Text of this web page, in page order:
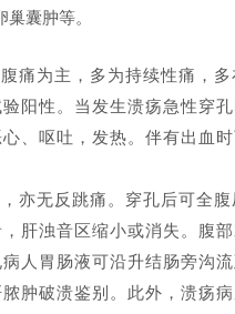
囊肿等。
痛为主，多为持续性痛，
阳性。当发生溃疡急性穿
、呕吐，发热。伴有出血
亦无反跳痛。穿孔后可全
肝浊音区缩小或消失。腹
人胃肠液可沿升结肠旁沟
肿破溃鉴别。此外，溃疡